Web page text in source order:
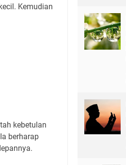
Kemudian
kebetulan
berharap